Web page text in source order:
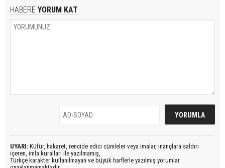
HABERE YORUM KAT
UYARI: Küfür, hakaret, rencide edici cümleler veya imalar, inançlara saldırı
içeren, imla kuralları ile yazılmamış,
Türkçe karakter kullanılmayan ve büyük harflerle yazılmış yorumlar